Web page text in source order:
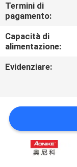
UNA
CITAZIONE
MAPPA
PRIVACY
POLICY
Termini di
pagamento:
Capacità di
alimentazione:
Evidenziare: